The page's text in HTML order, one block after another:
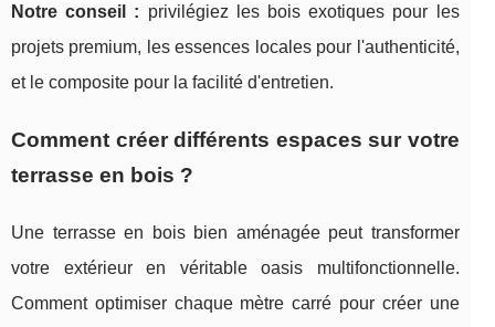
Notre conseil : privilégiez les bois exotiques pour les
projets premium, les essences locales pour l'authenticité,
et le composite pour la facilité d'entretien.
Comment créer différents espaces sur votre
terrasse en bois ?
Une terrasse en bois bien aménagée peut transformer
votre extérieur en véritable oasis multifonctionnelle.
Comment optimiser chaque mètre carré pour créer une